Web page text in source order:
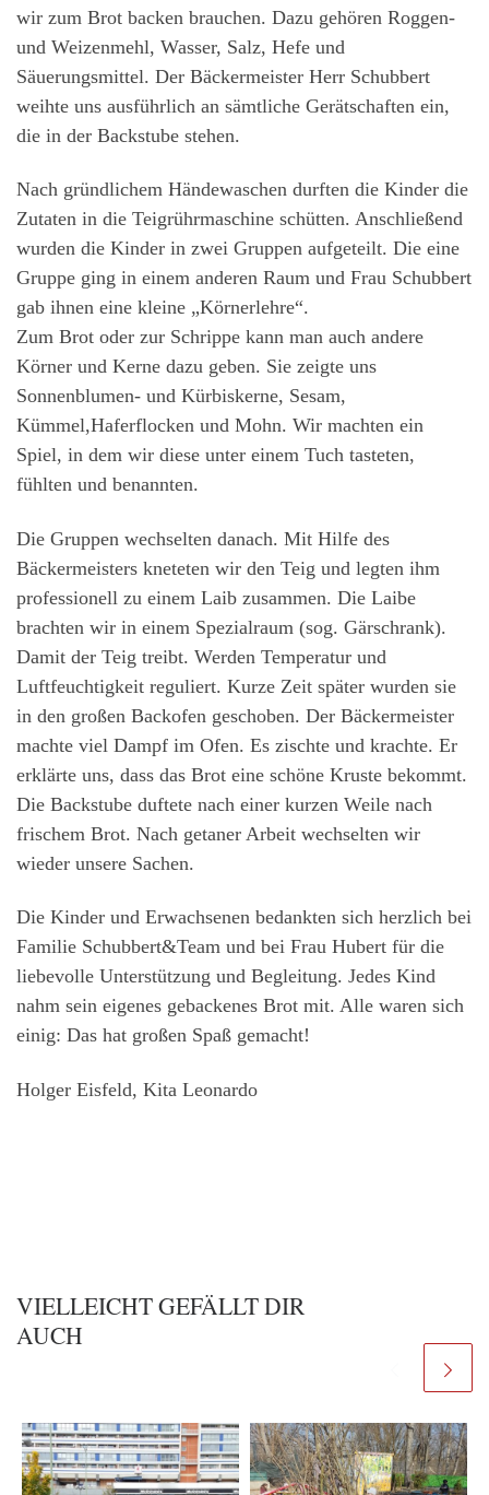
wir zum Brot backen brauchen. Dazu gehören Roggen-
und Weizenmehl, Wasser, Salz, Hefe und
Säuerungsmittel. Der Bäckermeister Herr Schubbert
weihte uns ausführlich an sämtliche Gerätschaften ein,
die in der Backstube stehen.
Nach gründlichem Händewaschen durften die Kinder die
Zutaten in die Teigrührmaschine schütten. Anschließend
wurden die Kinder in zwei Gruppen aufgeteilt. Die eine
Gruppe ging in einem anderen Raum und Frau Schubbert
gab ihnen eine kleine „Körnerlehre“.
Zum Brot oder zur Schrippe kann man auch andere
Körner und Kerne dazu geben. Sie zeigte uns
Sonnenblumen- und Kürbiskerne, Sesam,
Kümmel,Haferflocken und Mohn. Wir machten ein
Spiel, in dem wir diese unter einem Tuch tasteten,
fühlten und benannten.
Die Gruppen wechselten danach. Mit Hilfe des
Bäckermeisters kneteten wir den Teig und legten ihm
professionell zu einem Laib zusammen. Die Laibe
brachten wir in einem Spezialraum (sog. Gärschrank).
Damit der Teig treibt. Werden Temperatur und
Luftfeuchtigkeit reguliert. Kurze Zeit später wurden sie
in den großen Backofen geschoben. Der Bäckermeister
machte viel Dampf im Ofen. Es zischte und krachte. Er
erklärte uns, dass das Brot eine schöne Kruste bekommt.
Die Backstube duftete nach einer kurzen Weile nach
frischem Brot. Nach getaner Arbeit wechselten wir
wieder unsere Sachen.
Die Kinder und Erwachsenen bedankten sich herzlich bei
Familie Schubbert&Team und bei Frau Hubert für die
liebevolle Unterstützung und Begleitung. Jedes Kind
nahm sein eigenes gebackenes Brot mit. Alle waren sich
einig: Das hat großen Spaß gemacht!
Holger Eisfeld, Kita Leonardo
VIELLEICHT GEFÄLLT DIR
AUCH